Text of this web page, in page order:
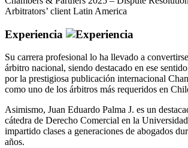
Arbitrators’ client Latin America
Experiencia
Su carrera profesional lo ha llevado a
árbitro nacional, siendo destacado en ese
por la prestigiosa publicación internacional
como uno de los árbitros más requeridos en
Asimismo, Juan Eduardo Palma J. es un
cátedra de Derecho Comercial en la
impartido clases a generaciones de abogados
años.